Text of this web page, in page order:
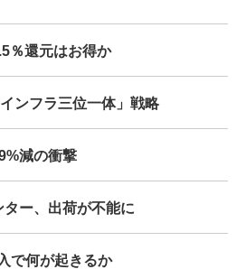
JOURNAL
％還元はお得か
ンフラ三位一体」戦略
減の衝撃
ー、出荷が不能に
で何が起きるか